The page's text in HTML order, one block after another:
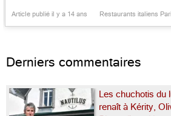
jouant les aubergistes affables, n’oubliant
Article publié il y a 14 ans Restaurants italiens
Derniers commentaires
Les chuchotis
renaît à Kérity,